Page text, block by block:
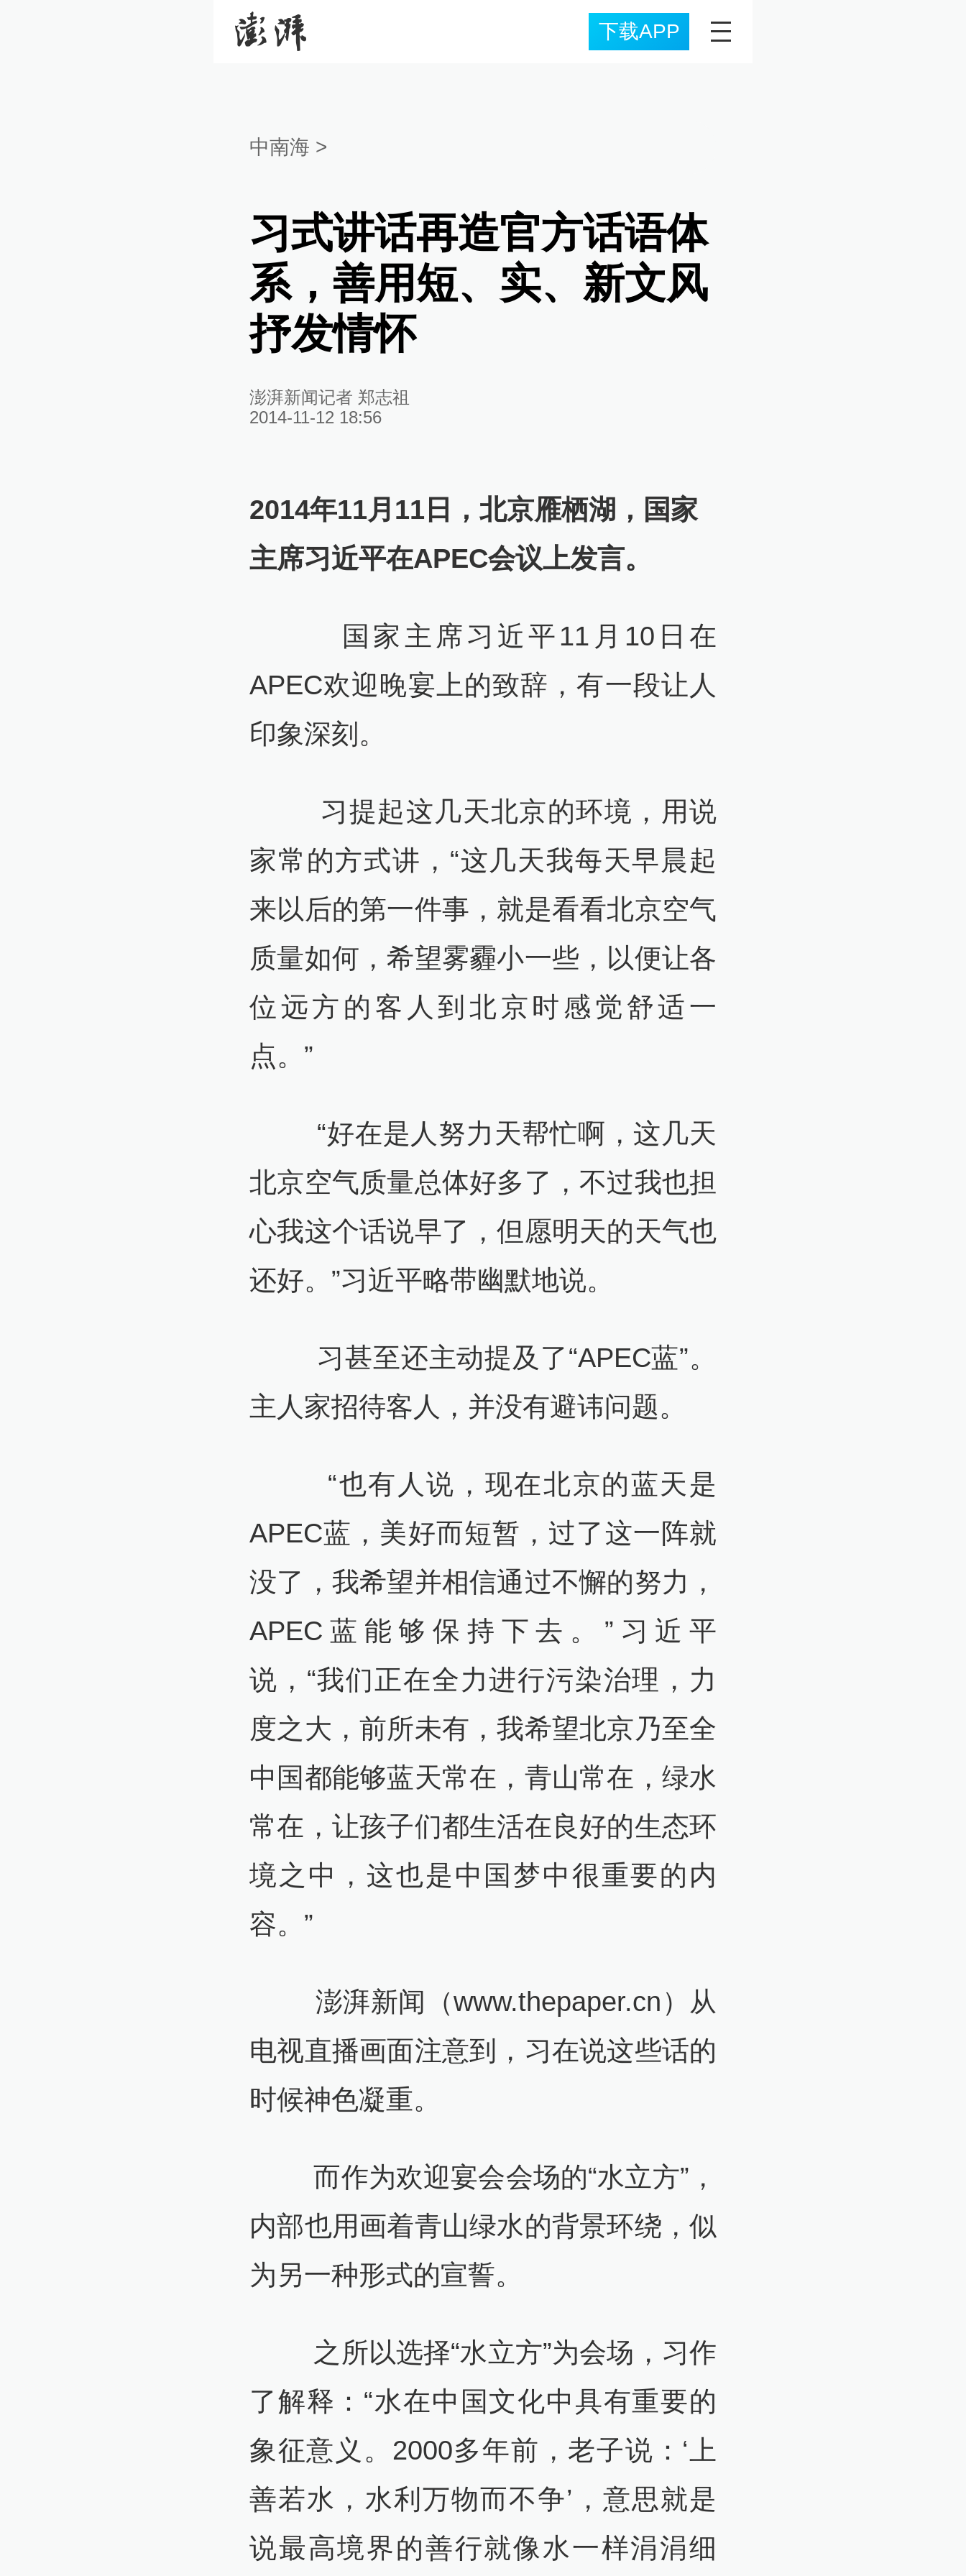
下载APP
中南海 >
习式讲话再造官方话语体
系，善用短、实、新文风
抒发情怀
澎湃新闻记者 郑志祖
2014-11-12 18:56
2014年11月11日，北京雁栖湖，国家
主席习近平在APEC会议上发言。
国家主席习近平11月10日在
APEC欢迎晚宴上的致辞，有一段让人
印象深刻。
习提起这几天北京的环境，用说
家常的方式讲，“这几天我每天早晨起
来以后的第一件事，就是看看北京空气
质量如何，希望雾霾小一些，以便让各
位远方的客人到北京时感觉舒适一
点。”
“好在是人努力天帮忙啊，这几天
北京空气质量总体好多了，不过我也担
心我这个话说早了，但愿明天的天气也
还好。”习近平略带幽默地说。
习甚至还主动提及了“APEC蓝”。
主人家招待客人，并没有避讳问题。
“也有人说，现在北京的蓝天是
APEC蓝，美好而短暂，过了这一阵就
没了，我希望并相信通过不懈的努力，
APEC蓝能够保持下去。”习近平
说，“我们正在全力进行污染治理，力
度之大，前所未有，我希望北京乃至全
中国都能够蓝天常在，青山常在，绿水
常在，让孩子们都生活在良好的生态环
境之中，这也是中国梦中很重要的内
容。”
澎湃新闻（www.thepaper.cn）从
电视直播画面注意到，习在说这些话的
时候神色凝重。
而作为欢迎宴会会场的“水立方”，
内部也用画着青山绿水的背景环绕，似
为另一种形式的宣誓。
之所以选择“水立方”为会场，习作
了解释：“水在中国文化中具有重要的
象征意义。2000多年前，老子说：‘上
善若水，水利万物而不争’，意思就是
说最高境界的善行就像水一样涓涓细